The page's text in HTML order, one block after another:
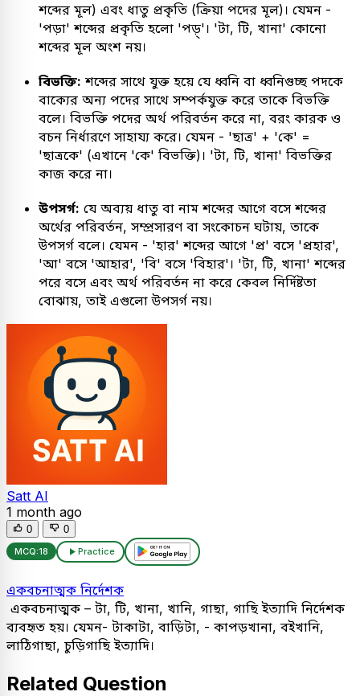
শব্দের মূল) এবং ধাতু প্রকৃতি (ক্রিয়া পদের মূল)। যেমন -
'পড়া' শব্দের প্রকৃতি হলো 'পড়্'। 'টা, টি, খানা' কোনো
শব্দের মূল অংশ নয়।
বিভক্তি: শব্দের সাথে যুক্ত হয়ে যে ধ্বনি বা ধ্বনিগুচ্ছ পদকে
বাক্যের অন্য পদের সাথে সম্পর্কযুক্ত করে তাকে বিভক্তি
বলে। বিভক্তি পদের অর্থ পরিবর্তন করে না, বরং কারক ও
বচন নির্ধারণে সাহায্য করে। যেমন - 'ছাত্র' + 'কে' =
'ছাত্রকে' (এখানে 'কে' বিভক্তি)। 'টা, টি, খানা' বিভক্তির
কাজ করে না।
উপসর্গ: যে অব্যয় ধাতু বা নাম শব্দের আগে বসে শব্দের
অর্থের পরিবর্তন, সম্প্রসারণ বা সংকোচন ঘটায়, তাকে
উপসর্গ বলে। যেমন - 'হার' শব্দের আগে 'প্র' বসে 'প্রহার',
'আ' বসে 'আহার', 'বি' বসে 'বিহার'। 'টা, টি, খানা' শব্দের
পরে বসে এবং অর্থ পরিবর্তন না করে কেবল নির্দিষ্টতা
বোঝায়, তাই এগুলো উপসর্গ নয়।
Satt AI
1 month ago
0 0
MCQ:18 Practice
একবচনাত্মক নির্দেশক
একবচনাত্মক – টা, টি, খানা, খানি, গাছা, গাছি ইত্যাদি নির্দেশক
ব্যবহৃত হয়। যেমন- টাকাটা, বাড়িটা, - কাপড়খানা, বইখানি,
লাঠিগাছা, চুড়িগাছি ইত্যাদি।
Related Question